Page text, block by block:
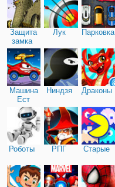
Защита
замка
Лук Парковка
Машина
Ест
Машину
Ниндзя Драконы
Роботы РПГ Старые